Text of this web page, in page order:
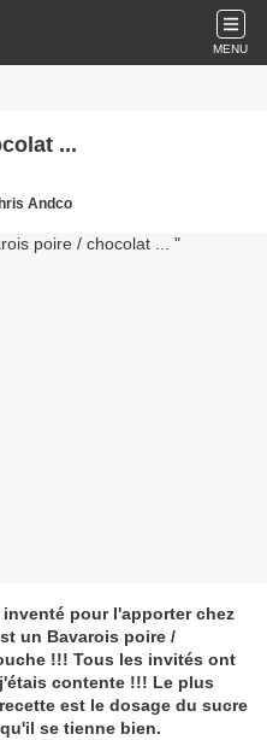
MENU
...
Andco
pour l'apporter chez
un Bavarois poire /
!!! Tous les invités ont
contente !!! Le plus
est le dosage du sucre
se tienne bien.